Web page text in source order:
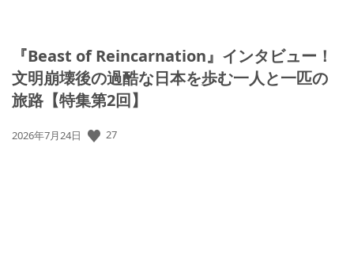
『Beast of Reincarnation』インタビュー！
文明崩壊後の過酷な日本を歩む一人と一匹の
旅路【特集第2回】
公
2026年7月24日 27